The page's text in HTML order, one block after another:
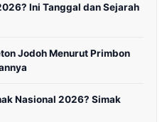
Ini Tanggal dan Sejarah
Jodoh Menurut Primbon
Nasional 2026? Simak